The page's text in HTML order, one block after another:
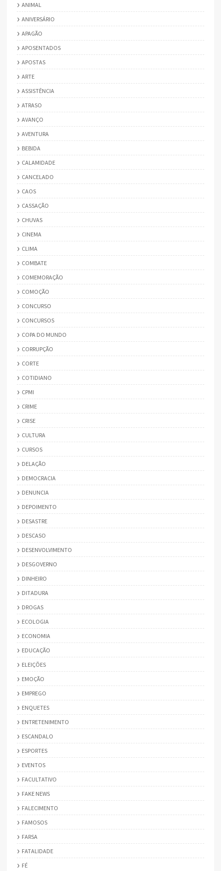
ANIMAL
ANIVERSÁRIO
APAGÃO
APOSENTADOS
APOSTAS
ARTE
ASSISTÊNCIA
ATRASO
AVANÇO
AVENTURA
BEBIDA
CALAMIDADE
CANCELADO
CAOS
CASSAÇÃO
CHUVAS
CINEMA
CLIMA
COMBATE
COMEMORAÇÃO
COMOÇÃO
CONCURSO
CONCURSOS
COPA DO MUNDO
CORRUPÇÃO
CORTE
COTIDIANO
CPMI
CRIME
CRISE
CULTURA
CURSOS
DELAÇÃO
DEMOCRACIA
DENUNCIA
DEPOIMENTO
DESASTRE
DESCASO
DESENVOLVIMENTO
DESGOVERNO
DINHEIRO
DITADURA
DROGAS
ECOLOGIA
ECONOMIA
EDUCAÇÃO
ELEIÇÕES
EMOÇÃO
EMPREGO
ENQUETES
ENTRETENIMENTO
ESCANDALO
ESPORTES
EVENTOS
FACULTATIVO
FAKE NEWS
FALECIMENTO
FAMOSOS
FARSA
FATALIDADE
FÉ